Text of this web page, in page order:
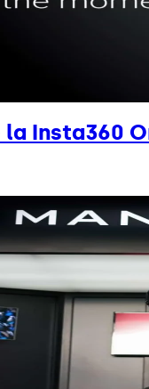
Insta360